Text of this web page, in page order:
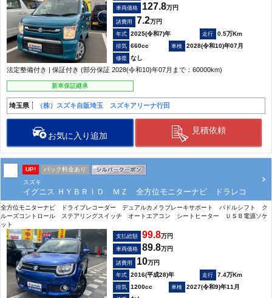
車両価格 127.8万円
諸費用 7.2万円
2025(令和7)年
0.5万Km
660cc
2028(令和10)年07月
なし
法定整備付き | 保証付き (部分保証 2028(令和10)年07月まで：60000km)
新車保証継承
埼玉県 （株）スズキ自販埼玉 スズキアリーナ行田
お気に入り追加
見積依頼
UP!
パック料金あり
スズキ
イグニス ＨＹＢＲＩＤ ＭＺ 全方位モニターナビ ドラレコ
全方位モニターナビ ドライブレコーダー デュアルカメラブレーキサポート パドルシフト ク
ルーズコントロール ステアリングスイッチ オートエアコン シートヒーター ＵＳＢ電源ソケ
ット
支払総額 99.8万円
車両価格 89.8万円
諸費用 10万円
2016(平成28)年
7.4万Km
1200cc
2027(令和9)年11月